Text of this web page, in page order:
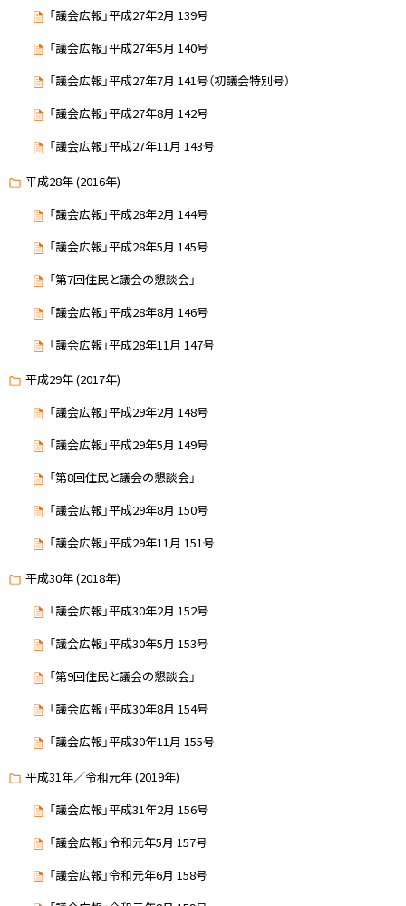
「議会広報」平成27年2月 139号
「議会広報」平成27年5月 140号
「議会広報」平成27年7月 141号（初議会特別号）
「議会広報」平成27年8月 142号
「議会広報」平成27年11月 143号
平成28年 (2016年)
「議会広報」平成28年2月 144号
「議会広報」平成28年5月 145号
「第7回住民と議会の懇談会」
「議会広報」平成28年8月 146号
「議会広報」平成28年11月 147号
平成29年 (2017年)
「議会広報」平成29年2月 148号
「議会広報」平成29年5月 149号
「第8回住民と議会の懇談会」
「議会広報」平成29年8月 150号
「議会広報」平成29年11月 151号
平成30年 (2018年)
「議会広報」平成30年2月 152号
「議会広報」平成30年5月 153号
「第9回住民と議会の懇談会」
「議会広報」平成30年8月 154号
「議会広報」平成30年11月 155号
平成31年／令和元年 (2019年)
「議会広報」平成31年2月 156号
「議会広報」令和元年5月 157号
「議会広報」令和元年6月 158号